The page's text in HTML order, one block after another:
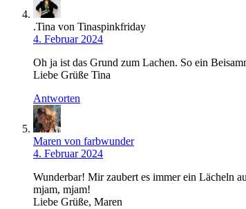
.Tina von Tinaspinkfriday
4. Februar 2024
Oh ja ist das Grund zum Lachen. So ein
Liebe Grüße Tina
Antworten
Maren von farbwunder
4. Februar 2024
Wunderbar! Mir zaubert es immer ein Lächeln
mjam, mjam!
Liebe Grüße, Maren